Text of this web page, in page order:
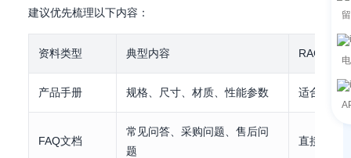
建议优先梳理以下内容：
资料类型 典型内容 RAG价值
产品手册 规格、尺寸、材质、性能参数 适合回答
FAQ文档
常见问答、采购问题、售后问
题
直接适配